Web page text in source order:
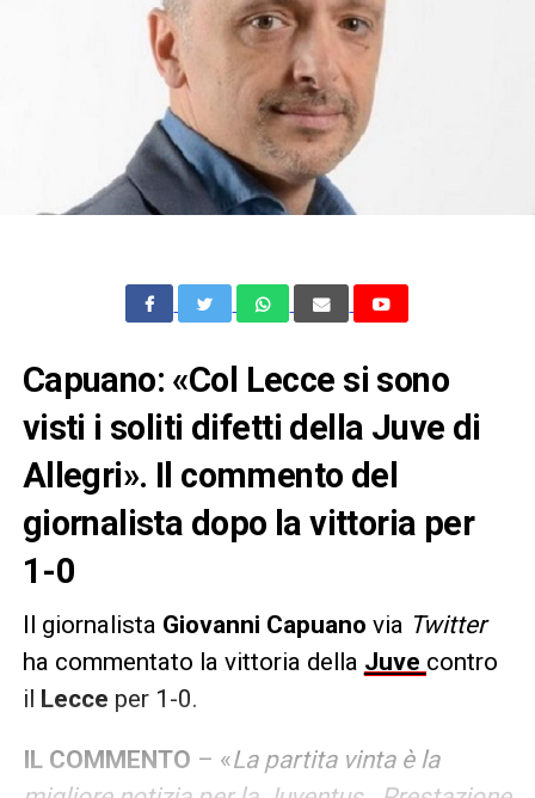
Capuano: «Col Lecce si sono
visti i soliti difetti della Juve di
Allegri». Il commento del
giornalista dopo la vittoria per
1-0
Il giornalista Giovanni Capuano via Twitter
ha commentato la vittoria della Juve contro
il Lecce per 1-0.
IL COMMENTO – «La partita vinta è la